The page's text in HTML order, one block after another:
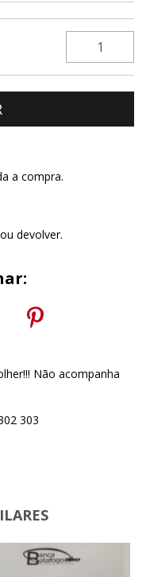
a compra.
devolver.
Não acompanha
303